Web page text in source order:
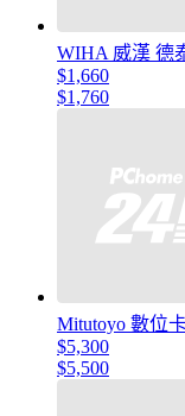
WIHA 威漢 德
$1,660
$1,760
Mitutoyo 數位
$5,300
$5,500